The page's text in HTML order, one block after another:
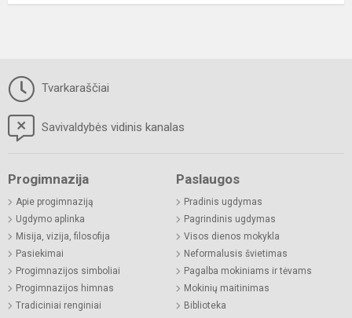
Tvarkaraščiai
Savivaldybės vidinis kanalas
Progimnazija
Apie progimnaziją
Ugdymo aplinka
Misija, vizija, filosofija
Pasiekimai
Progimnazijos simboliai
Progimnazijos himnas
Tradiciniai renginiai
Paslaugos
Pradinis ugdymas
Pagrindinis ugdymas
Visos dienos mokykla
Neformalusis švietimas
Pagalba mokiniams ir tėvams
Mokinių maitinimas
Biblioteka